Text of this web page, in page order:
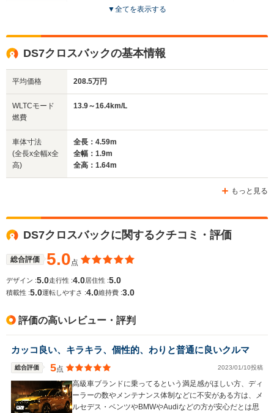
サイズ
(全長x全幅x全高)
WLTCモード
燃費
全高
1.66m
全幅
1.9m
12.5km/L
16.7km/L
17.0km/L
5ドア
16.8km/L
▼全てを表示する
DS7クロスバックの基本情報
平均価格 208.5万円
WLTCモード
燃費
13.9～16.4km/L
車体寸法
(全長x全幅x全
高)
全長：4.59m
全幅：1.9m
全高：1.64m
もっと見る
DS7クロスバックに関するクチコミ・評価
総合評価 5.0点
デザイン :5.0走行性 :4.0居住性 :5.0
積載性 :5.0運転しやすさ :4.0維持費 :3.0
評価の高いレビュー・評判
カッコ良い、キラキラ、個性的、わりと普通に良いクルマ
総合評価 5点 2023/01/10投稿
高級車ブランドに乗ってるという満足感がほしい方、ディ
ーラーの数やメンテナンス体制などに不安がある方は、メ
ルセデス・ベンツやBMWやAudiなどの方が安心だとは思